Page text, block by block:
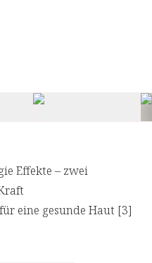
Effekte – zwei
eine gesunde Haut [3]